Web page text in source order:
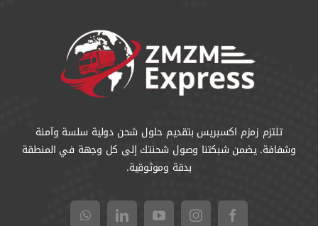
تلتزم زمزم اكسبريس بتقديم حلول شحن دولية سلسة وآمنة
وشفافة. يضمن شبكتنا وصول شحنتك إلى كل وجهة في المنطقة
بدقة وموثوقية.